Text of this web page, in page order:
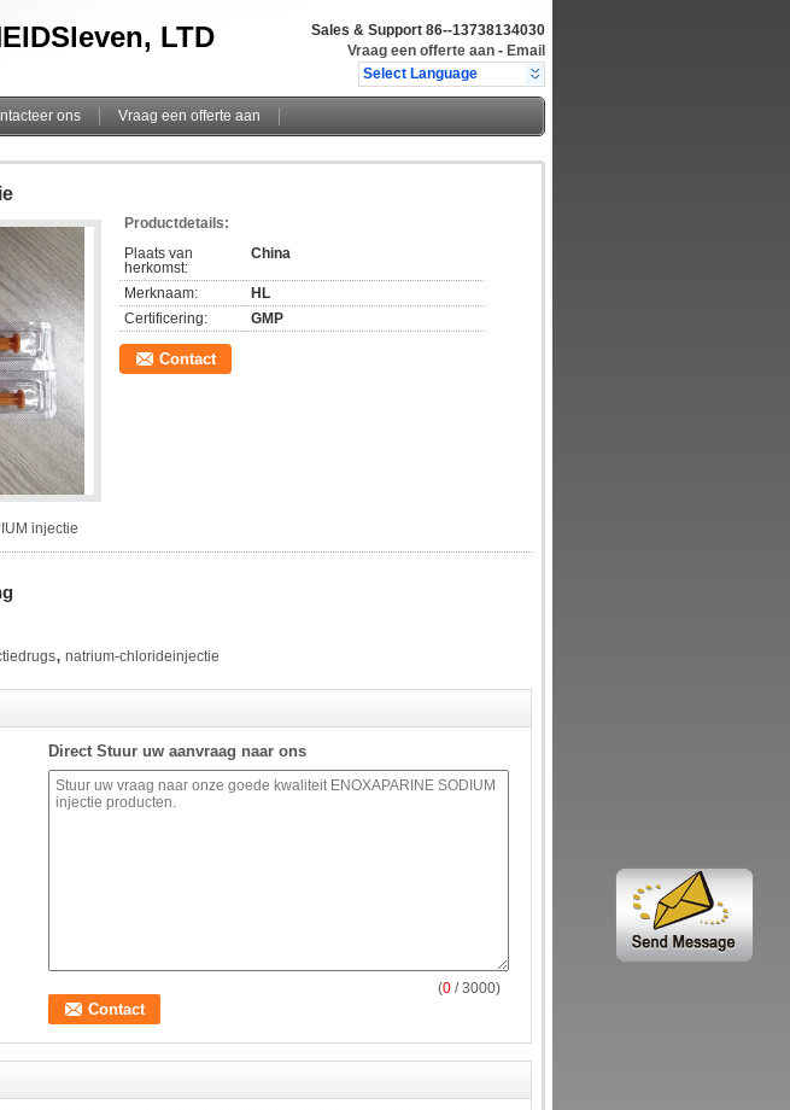
LTD Sales & Support 86--13738134030
Vraag een offerte aan - Email
Select Language
ons
Vraag een offerte aan
injectie
Productdetails:
Plaats van
herkomst:
China
Merknaam:
HL
Certificering:
GMP
Contact
, natrium-chlorideinjectie
Direct Stuur uw aanvraag naar ons
(0 / 3000)